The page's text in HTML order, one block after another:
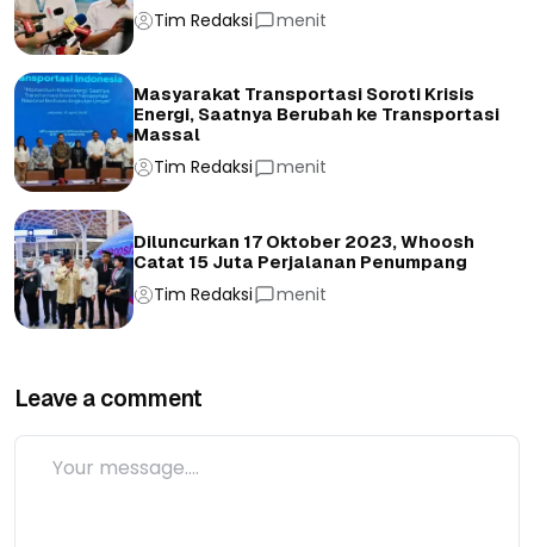
Tim Redaksi menit
Masyarakat Transportasi Soroti Krisis
Energi, Saatnya Berubah ke Transportasi
Massal
Tim Redaksi menit
Diluncurkan 17 Oktober 2023, Whoosh
Catat 15 Juta Perjalanan Penumpang
Tim Redaksi menit
Leave a comment